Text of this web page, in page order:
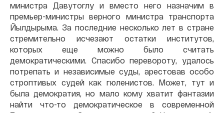
министра Давутоглу и вместо него назначим в
премьер-министры верного министра транспорта
Йылдырыма. За последние несколько лет в стране
стремительно исчезают остатки институтов,
которых еще можно было считать
демократическими. Спасибо перевороту, удалось
потрепать и независимые суды, арестовав особо
строптивых судей как гюленистов. Может, тут и
была демократия, но мало кому хватит фантазии
найти что-то демократическое в современной